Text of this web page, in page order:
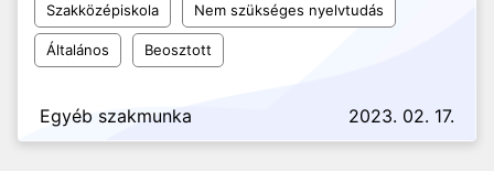
Szakközépiskola Nem szükséges nyelvtudás
Általános Beosztott
Egyéb szakmunka 2023. 02. 17.